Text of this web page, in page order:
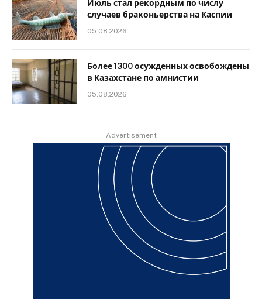
Июль стал рекордным по числу
случаев браконьерства на Каспии
05.08.2026
Более 1300 осужденных освобождены
в Казахстане по амнистии
05.08.2026
Advertisement